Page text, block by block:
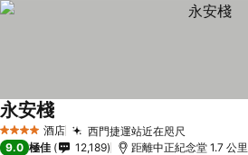
4 星級 酒店 西門捷運站近在咫尺
永安棧
9.0 極佳 12,189 距離中正紀念堂 1.7 公里